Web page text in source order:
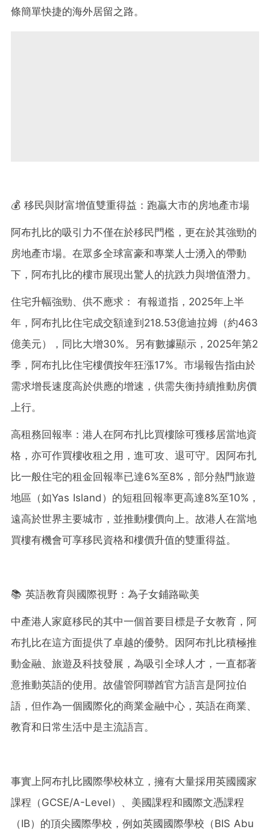
條簡單快捷的海外居留之路。
💰 移民與財富增值雙重得益：跑贏大市的房地產市場
阿布扎比的吸引力不僅在於移民門檻，更在於其強勁的
房地產市場。在眾多全球富豪和專業人士湧入的帶動
下，阿布扎比的樓市展現出驚人的抗跌力與增值潛力。
住宅升幅強勁、供不應求： 有報道指，2025年上半
年，阿布扎比住宅成交額達到218.53億迪拉姆（約463
億美元），同比大增30%。另有數據顯示，2025年第2
季，阿布扎比住宅樓價按年狂漲17%。市場報告指由於
需求增長速度高於供應的增速，供需失衡持續推動房價
上行。
高租務回報率：港人在阿布扎比買樓除可獲移居當地資
格，亦可作買樓收租之用，進可攻、退可守。因阿布扎
比一般住宅的租金回報率已達6%至8%，部分熱門旅遊
地區（如Yas Island）的短租回報率更高達8%至10%，
遠高於世界主要城市，並推動樓價向上。故港人在當地
買樓有機會可享移民資格和樓價升值的雙重得益。
📚 英語教育與國際視野：為子女鋪路歐美
中產港人家庭移民的其中一個首要目標是子女教育，阿
布扎比在這方面提供了卓越的優勢。因阿布扎比積極推
動金融、旅遊及科技發展，為吸引全球人才，一直都著
意推動英語的使用。故儘管阿聯酋官方語言是阿拉伯
語，但作為一個國際化的商業金融中心，英語在商業、
教育和日常生活中是主流語言。
事實上阿布扎比國際學校林立，擁有大量採用英國國家
課程（GCSE/A-Level）、美國課程和國際文憑課程
（IB）的頂尖國際學校，例如英國國際學校（BIS Abu